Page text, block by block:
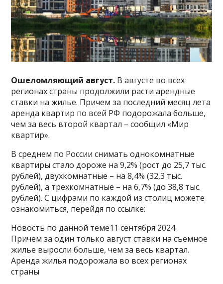
Ошеломляющий август. В августе во всех
регионах страны продолжили расти арендные
ставки на жилье. Причем за последний месяц лета
аренда квартир по всей РФ подорожала больше,
чем за весь второй квартал – сообщил «Мир
квартир».
В среднем по России снимать однокомнатные
квартиры стало дороже на 9,2% (рост до 25,7 тыс.
рублей), двухкомнатные – на 8,4% (32,3 тыс.
рублей), а трехкомнатные – на 6,7% (до 38,8 тыс.
рублей). С цифрами по каждой из столиц можете
ознакомиться, перейдя по ссылке:
Новость по данной теме11 сентября 2024
Причем за один только август ставки на съемное
жилье выросли больше, чем за весь квартал.
Аренда жилья подорожала во всех регионах
страны